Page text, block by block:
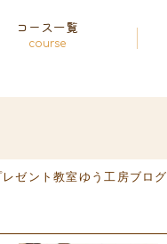
コース一覧
course
ゼント教室ゆう工房ブログ